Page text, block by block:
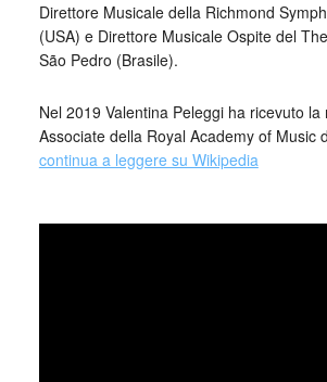
Direttore Musicale della Richmond
(USA) e Direttore Musicale Ospite del
São Pedro (Brasile).
Nel 2019 Valentina Peleggi ha ricevuto la
Associate della Royal Academy of Music
continua a leggere su Wikipedia